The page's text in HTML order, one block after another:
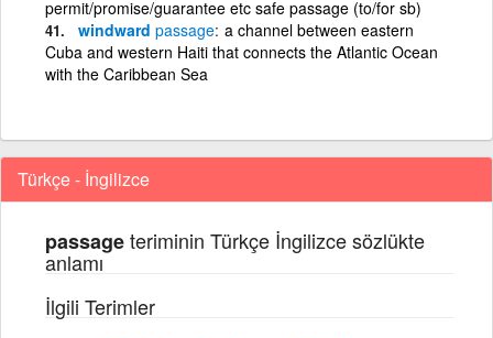
permit/promise/guarantee etc safe passage (to/for sb)
windward passage a channel between eastern
Cuba and western Haiti that connects the Atlantic Ocean
with the Caribbean Sea
Türkçe - İngilizce
passageteriminin Türkçe İngilizce sözlükte
anlamı
İlgili Terimler